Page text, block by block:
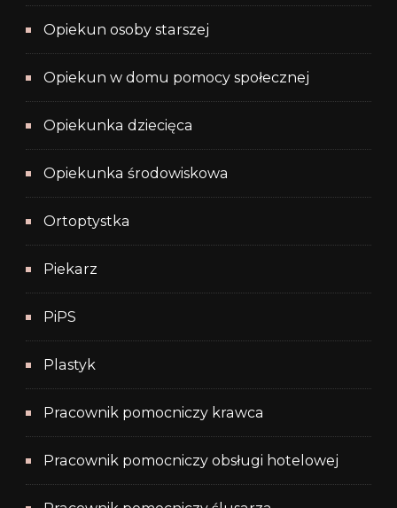
Opiekun osoby starszej
Opiekun w domu pomocy społecznej
Opiekunka dziecięca
Opiekunka środowiskowa
Ortoptystka
Piekarz
PiPS
Plastyk
Pracownik pomocniczy krawca
Pracownik pomocniczy obsługi hotelowej